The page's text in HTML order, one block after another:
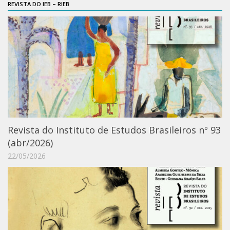
6º CIEAMP
Exposições
Manuel Correia de Andrade – o divulgador
científico
Movimentos Estudantis
Biblioteca
Sobre
Dedalus
Tutoriais
Coleção de Artes Visuais
Sobre
REVISTA DO IEB – RIEB
Revista do Instituto de Estudos Brasileiros nº 93
(abr/2026)
22/05/2026